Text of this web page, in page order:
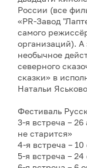
России (все
«PR-Завод
самого
организаций).
необычное
северного
сказки» в
Натальи
Фестиваль
3-я встреча –
не старится»
4-я встреча –
5-я встреча –